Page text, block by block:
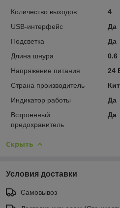
Количество выходов
4
USB-интерфейс
Да
Подсветка
Да
Длина шнура
0.6
Напряжение питания
24
Страна производитель
Индикатор работы
Да
Встроенный
предохранитель
Да
Скрыть
Условия доставки
Самовывоз